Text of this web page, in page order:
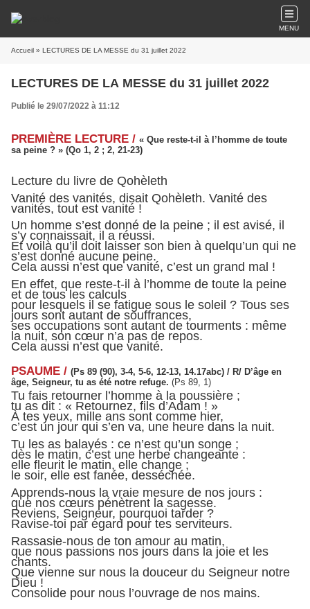
MENU
Accueil » LECTURES DE LA MESSE du 31 juillet 2022
LECTURES DE LA MESSE du 31 juillet 2022
Publié le 29/07/2022 à 11:12
PREMIÈRE LECTURE / « Que reste-t-il à l’homme de toute
sa peine ? » (Qo 1, 2 ; 2, 21-23)
Lecture du livre de Qohèleth
Vanité des vanités, disait Qohèleth. Vanité des
vanités, tout est vanité !
Un homme s’est donné de la peine ; il est avisé, il
s’y connaissait, il a réussi.
Et voilà qu’il doit laisser son bien à quelqu’un qui ne
s’est donné aucune peine.
Cela aussi n’est que vanité, c’est un grand mal !
En effet, que reste-t-il à l’homme de toute la peine
et de tous les calculs
pour lesquels il se fatigue sous le soleil ? Tous ses
jours sont autant de souffrances,
ses occupations sont autant de tourments : même
la nuit, son cœur n’a pas de repos.
Cela aussi n’est que vanité.
PSAUME / (Ps 89 (90), 3-4, 5-6, 12-13, 14.17abc) / R/ D’âge en
âge, Seigneur, tu as été notre refuge. (Ps 89, 1)
Tu fais retourner l’homme à la poussière ;
tu as dit : « Retournez, fils d’Adam ! »
À tes yeux, mille ans sont comme hier,
c’est un jour qui s’en va, une heure dans la nuit.
Tu les as balayés : ce n’est qu’un songe ;
dès le matin, c’est une herbe changeante :
elle fleurit le matin, elle change ;
le soir, elle est fanée, desséchée.
Apprends-nous la vraie mesure de nos jours :
que nos cœurs pénètrent la sagesse.
Reviens, Seigneur, pourquoi tarder ?
Ravise-toi par égard pour tes serviteurs.
Rassasie-nous de ton amour au matin,
que nous passions nos jours dans la joie et les
chants.
Que vienne sur nous la douceur du Seigneur notre
Dieu !
Consolide pour nous l’ouvrage de nos mains.